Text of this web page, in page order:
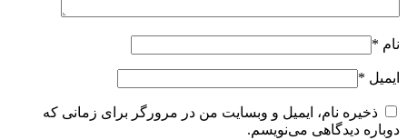
نام *
ایمیل *
ذخیره نام، ایمیل و وبسایت من در مرورگر برای زمانی که
دوباره دیدگاهی می‌نویسم.